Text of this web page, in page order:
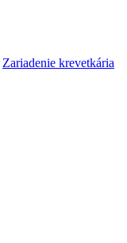
Zariadenie krevetkária